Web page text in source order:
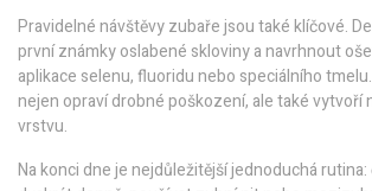
Pravidelné návštěvy zubaře jsou také klíčové.
první známky oslabené skloviny a navrhnout
aplikace selenu, fluoridu nebo speciálního
nejen opraví drobné poškození, ale také vytvoří
vrstvu.
Na konci dne je nejdůležitější jednoduchá